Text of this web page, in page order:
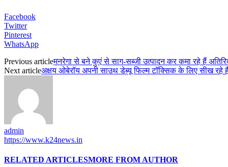
Facebook
Twitter
Pinterest
WhatsApp
Previous articleमनरेगा से बने कुएं से साग-सब्जी उत्पादन कर कमा रहे हैं
Next articleअक्षय ओबेरॉय अपनी साउथ डेब्यू फिल्म टॉक्सिक के लिए सीख रहे
admin
https://www.k24news.in
RELATED ARTICLESMORE FROM AUTHOR